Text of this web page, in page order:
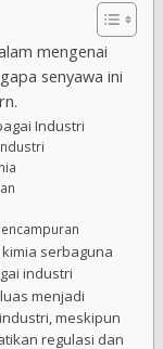
mengenai
senyawa ini
Industri
serbaguna
industri
menjadi
meskipun
regulasi dan